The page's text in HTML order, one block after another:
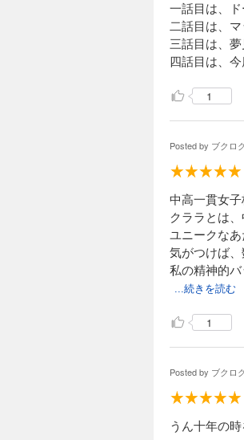
一話目は、
二話目は、
三話目は、
四話目は、
1
Posted by ブクロ
中高一貫女子
クララとは
ユニークなあ
気がつけば
私の精神的バ
...続きを読む
1
Posted by ブクロ
うん十年の